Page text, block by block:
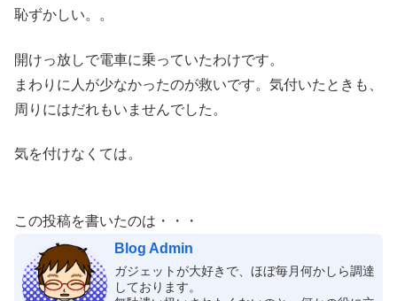
恥ずかしい。。
開けっ放しで電車に乗っていたわけです。
まわりに人が少なかったのが救いです。気付いたときも、
周りにはだれもいませんでした。
気を付けなくては。
この投稿を書いたのは・・・
Blog Admin
ガジェットが大好きで、ほぼ毎月何かしら調達
しております。